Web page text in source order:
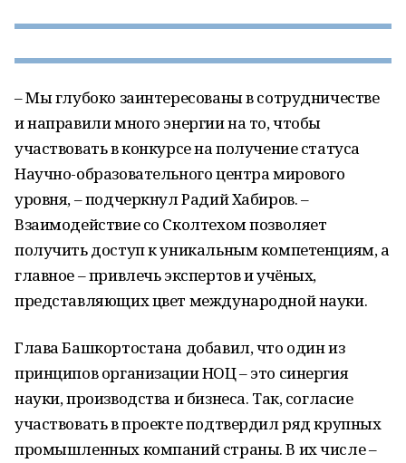
– Мы глубоко заинтересованы в сотрудничестве
и направили много энергии на то, чтобы
участвовать в конкурсе на получение статуса
Научно-образовательного центра мирового
уровня, – подчеркнул Радий Хабиров. –
Взаимодействие со Сколтехом позволяет
получить доступ к уникальным компетенциям, а
главное – привлечь экспертов и учёных,
представляющих цвет международной науки.
Глава Башкортостана добавил, что один из
принципов организации НОЦ – это синергия
науки, производства и бизнеса. Так, согласие
участвовать в проекте подтвердил ряд крупных
промышленных компаний страны. В их числе –